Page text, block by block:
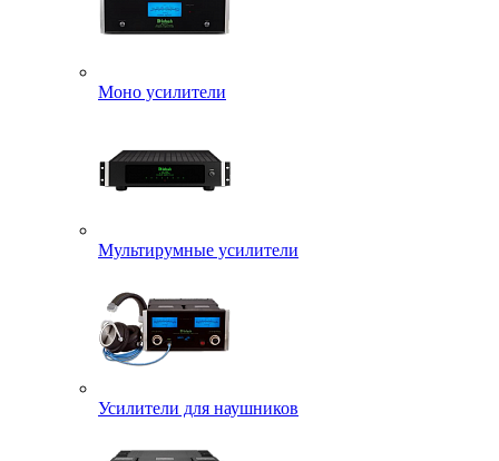
Моно усилители
Мультирумные усилители
Усилители для наушников